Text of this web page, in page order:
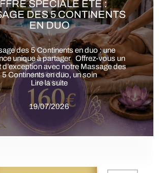
SPÉCIALE ÉTÉ : SOIN
6ÈME
EN DUO
été: Soin du 6ᵉ Continent en duo
unique à partager à Gémenos
vous une parenthèse de
Lire la suite
19/07/2026